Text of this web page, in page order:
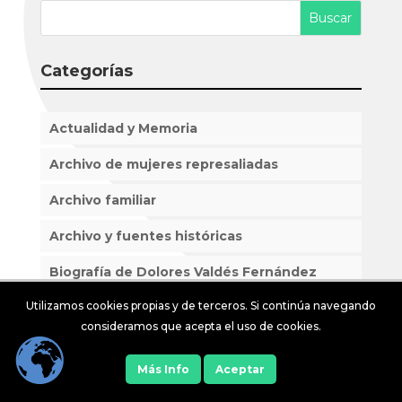
A
p
b
o
o
r
a
ir
Categorías
Actualidad y Memoria
Archivo de mujeres represaliadas
Archivo familiar
Archivo y fuentes históricas
Biografía de Dolores Valdés Fernández
Cárceles y represión franquista
Mujeres represaliadas
Sistema penitenciario
Utilizamos cookies propias y de terceros. Si continúa navegando
consideramos que acepta el uso de cookies.
Más Info Aceptar